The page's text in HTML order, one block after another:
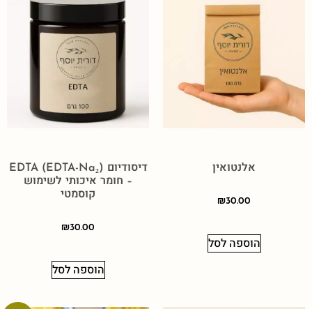
אלנטואין
₪30.00
הוספה לסל
דיסודיום EDTA (EDTA-Na₂)
– חומר איכותי לשימוש
קוסמטי
₪30.00
הוספה לסל